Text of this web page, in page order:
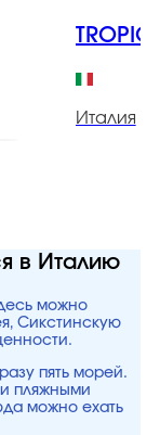
Италия
в Италию
можно
Сикстинскую
пять морей.
пляжными
можно ехать